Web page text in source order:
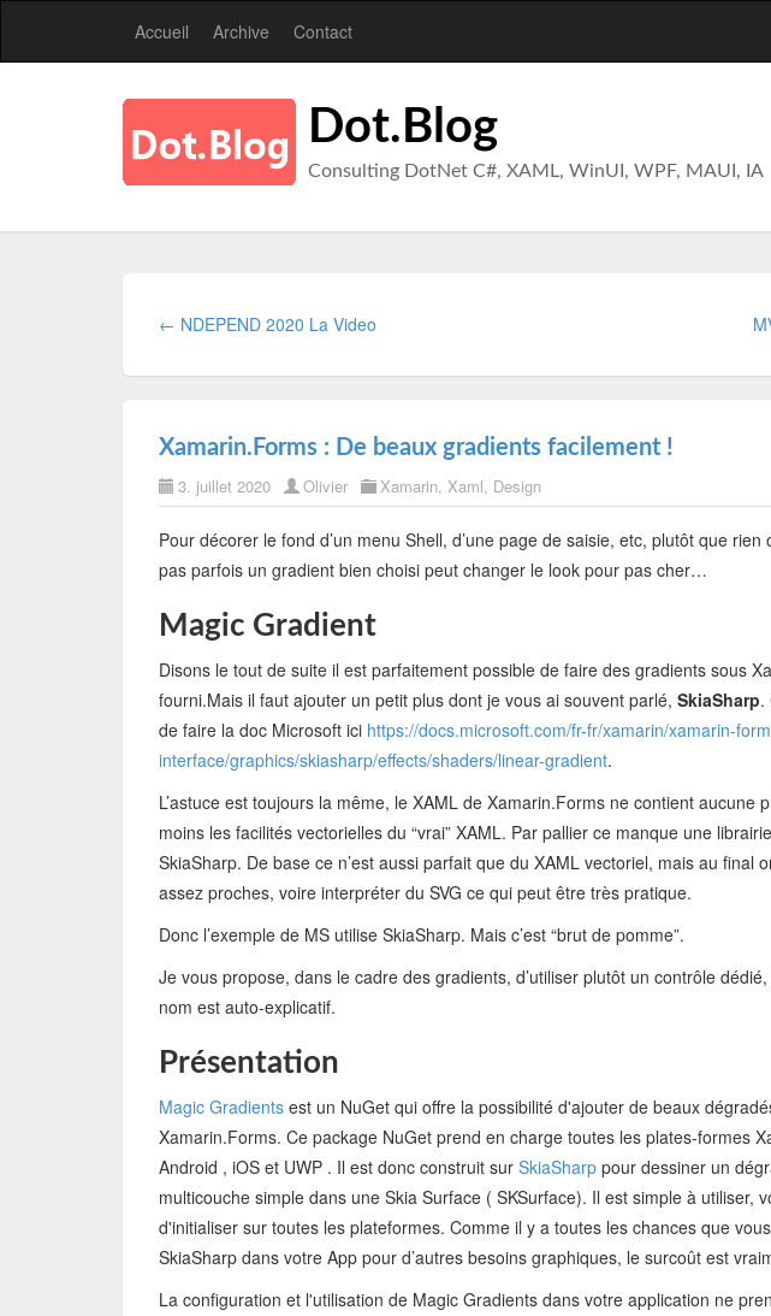
Accueil Archive Contact
Dot.Blog
Consulting DotNet C#, XAML, WinUI, WPF, MAUI, IA
← NDEPEND 2020 La Video
Xamarin.Forms : De beaux gradients facilement !
3. juillet 2020 Olivier Xamarin, Xaml, Design
Pour décorer le fond d’un menu Shell, d’une page de saisie, etc, plutôt que rien
pas parfois un gradient bien choisi peut changer le look pour pas cher…
Magic Gradient
Disons le tout de suite il est parfaitement possible de faire des gradients sous
fourni.Mais il faut ajouter un petit plus dont je vous ai souvent parlé, SkiaSharp.
de faire la doc Microsoft ici https://docs.microsoft.com/fr-fr/xamarin/xamarin-
interface/graphics/skiasharp/effects/shaders/linear-gradient.
L’astuce est toujours la même, le XAML de Xamarin.Forms ne contient aucune
moins les facilités vectorielles du “vrai” XAML. Par pallier ce manque une
SkiaSharp. De base ce n’est aussi parfait que du XAML vectoriel, mais au final
assez proches, voire interpréter du SVG ce qui peut être très pratique.
Donc l’exemple de MS utilise SkiaSharp. Mais c’est “brut de pomme”.
Je vous propose, dans le cadre des gradients, d’utiliser plutôt un contrôle dédié,
nom est auto-explicatif.
Présentation
Magic Gradients est un NuGet qui offre la possibilité d'ajouter de beaux
Xamarin.Forms. Ce package NuGet prend en charge toutes les plates-formes
Android , iOS et UWP . Il est donc construit sur SkiaSharp pour dessiner un
multicouche simple dans une Skia Surface ( SKSurface). Il est simple à utiliser,
d'initialiser sur toutes les plateformes. Comme il y a toutes les chances que
SkiaSharp dans votre App pour d’autres besoins graphiques, le surcoût est
La configuration et l'utilisation de Magic Gradients dans votre application ne